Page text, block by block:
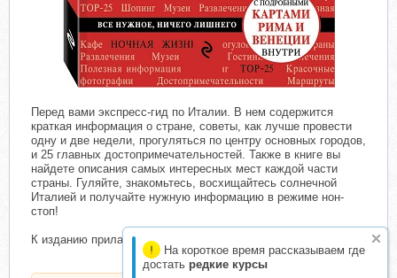
На короткое время рассказываем где
достать редкие курсы
Перед вами экспресс-гид по Италии. В нем содержится
краткая информация о стране, советы, как лучше провести
одну и две недели, прогуляться по центру основных городов,
и 25 главных достопримечательностей. Также в книге вы
найдете описания самых интересных мест каждой части
страны. Гуляйте, знакомьтесь, восхищайтесь солнечной
Италией и получайте нужную информацию в режиме нон-
стоп!
К изданию прилагается подробная карта Венеции и Рима!